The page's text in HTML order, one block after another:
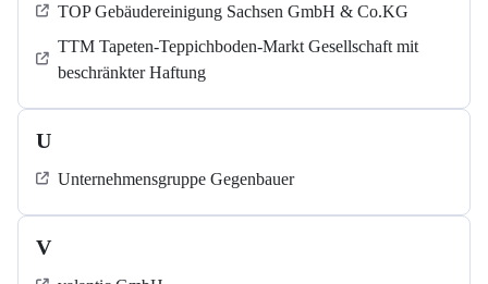
TOP Gebäudereinigung Sachsen GmbH & Co.KG
TTM Tapeten-Teppichboden-Markt Gesellschaft mit
beschränkter Haftung
U
Unternehmensgruppe Gegenbauer
V